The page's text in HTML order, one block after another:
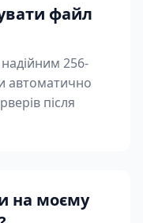
файл
256-
автоматично
після
на моєму